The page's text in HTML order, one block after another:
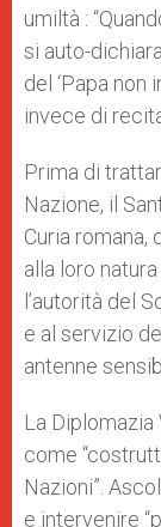
umiltà :
si auto-
del ‘Papa non
invece di
Prima di
Nazione, il
Curia romana,
alla loro
l’autorità del
e al servizio
antenne
La
come
Nazioni”.
e intervenire